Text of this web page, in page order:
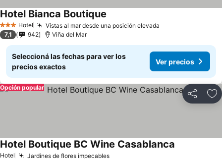
3 Estrellas
Hotel Vistas al mar desde una posición elevada
Hotel Bianca Boutique
7,1 942 Viña del Mar
Seleccioná las fechas para ver los
precios exactos
Ver precios
Compartir
Opción popular
Hotel Jardines de flores impecables
Hotel Boutique BC Wine Casablanca